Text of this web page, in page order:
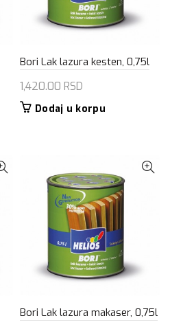
Bori Lak lazura kesten, 0,75l
1,420.00 RSD
Dodaj u korpu
Bori Lak lazura makaser, 0,75l